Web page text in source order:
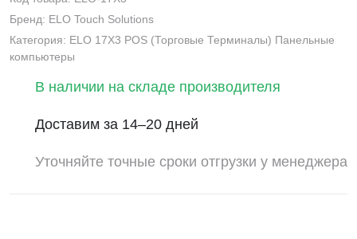
Бренд: ELO Touch Solutions
Категория: ELO 17X3 POS (Торговые Терминалы) Панельные
компьютеры
В наличии на складе производителя
Доставим за 14–20 дней
Уточняйте точные сроки отгрузки у менеджера